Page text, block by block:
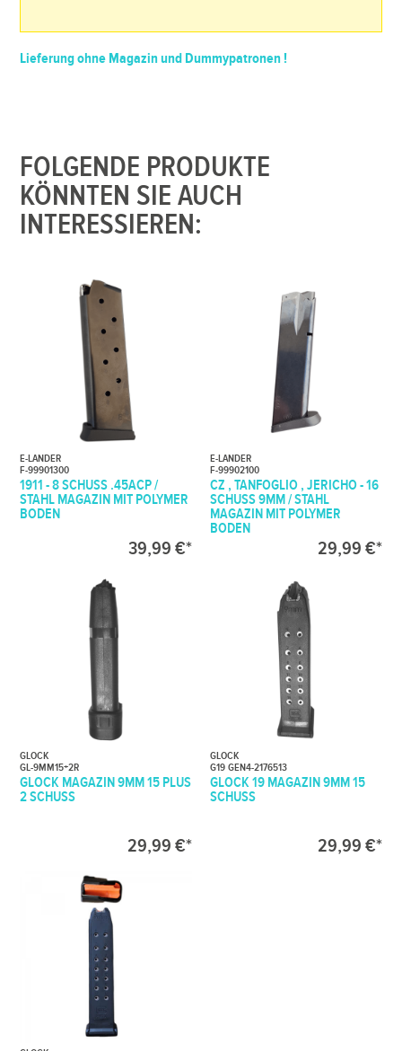
Lieferung ohne Magazin und Dummypatronen !
FOLGENDE PRODUKTE
KÖNNTEN SIE AUCH
INTERESSIEREN:
E-LANDER
F-99901300
1911 - 8 SCHUSS .45ACP /
STAHL MAGAZIN MIT POLYMER
BODEN
39,99 €*
E-LANDER
F-99902100
CZ , TANFOGLIO , JERICHO - 16
SCHUSS 9MM / STAHL
MAGAZIN MIT POLYMER
BODEN
29,99 €*
GLOCK
GL-9MM15+2R
GLOCK MAGAZIN 9MM 15 PLUS
2 SCHUSS
29,99 €*
GLOCK
G19 GEN4-2176513
GLOCK 19 MAGAZIN 9MM 15
SCHUSS
29,99 €*